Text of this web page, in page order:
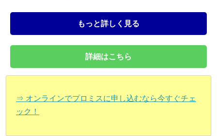
もっと詳しく見る
詳細はこちら
⇒ オンラインでプロミスに申し込むなら今すぐチェ
ック！